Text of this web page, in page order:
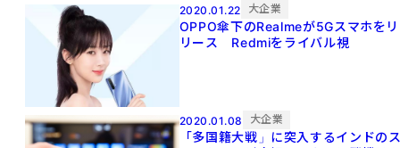
2020.01.22 大企業
OPPO傘下のRealmeが5Gスマホをリ
リース Redmiをライバル視
2020.01.08 大企業
「多国籍大戦」に突入するインドの